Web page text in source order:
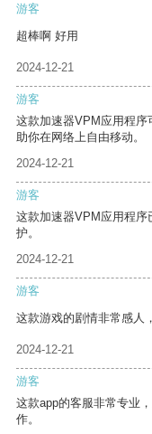
游客
超棒啊 好用
2024-12-21
游客
这款加速器VPM应用程
助你在网络上自由移动。
2024-12-21
游客
这款加速器VPM应用程
护。
2024-12-21
游客
这款游戏的剧情非常感人
2024-12-21
游客
这款app的客服非常专业
作。